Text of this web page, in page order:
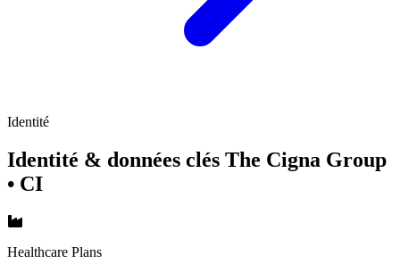
Identité
Identité & données clés The Cigna Group
• CI
Healthcare Plans